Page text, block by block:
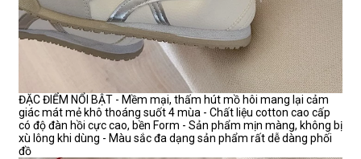
ĐẶC ĐIỂM NỔI BẬT - Mềm mại, thấm hút mồ hôi mang lại cảm
giác mát mẻ khô thoáng suốt 4 mùa - Chất liệu cotton cao cấp
có độ đàn hồi cực cao, bền Form - Sản phẩm mịn màng, không bị
xù lông khi dùng - Màu sắc đa dạng sản phẩm rất dễ dàng phối
đồ